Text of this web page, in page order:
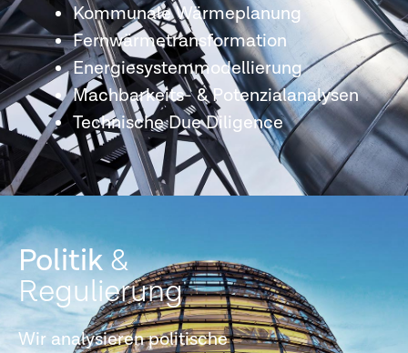
Kommunale Wärmeplanung
Fernwärmetransformation
Energiesystemmodellierung
Machbarkeits- & Potenzialanalysen
Technische Due Diligence
Politik&
Regulierung
Wir analysieren politische